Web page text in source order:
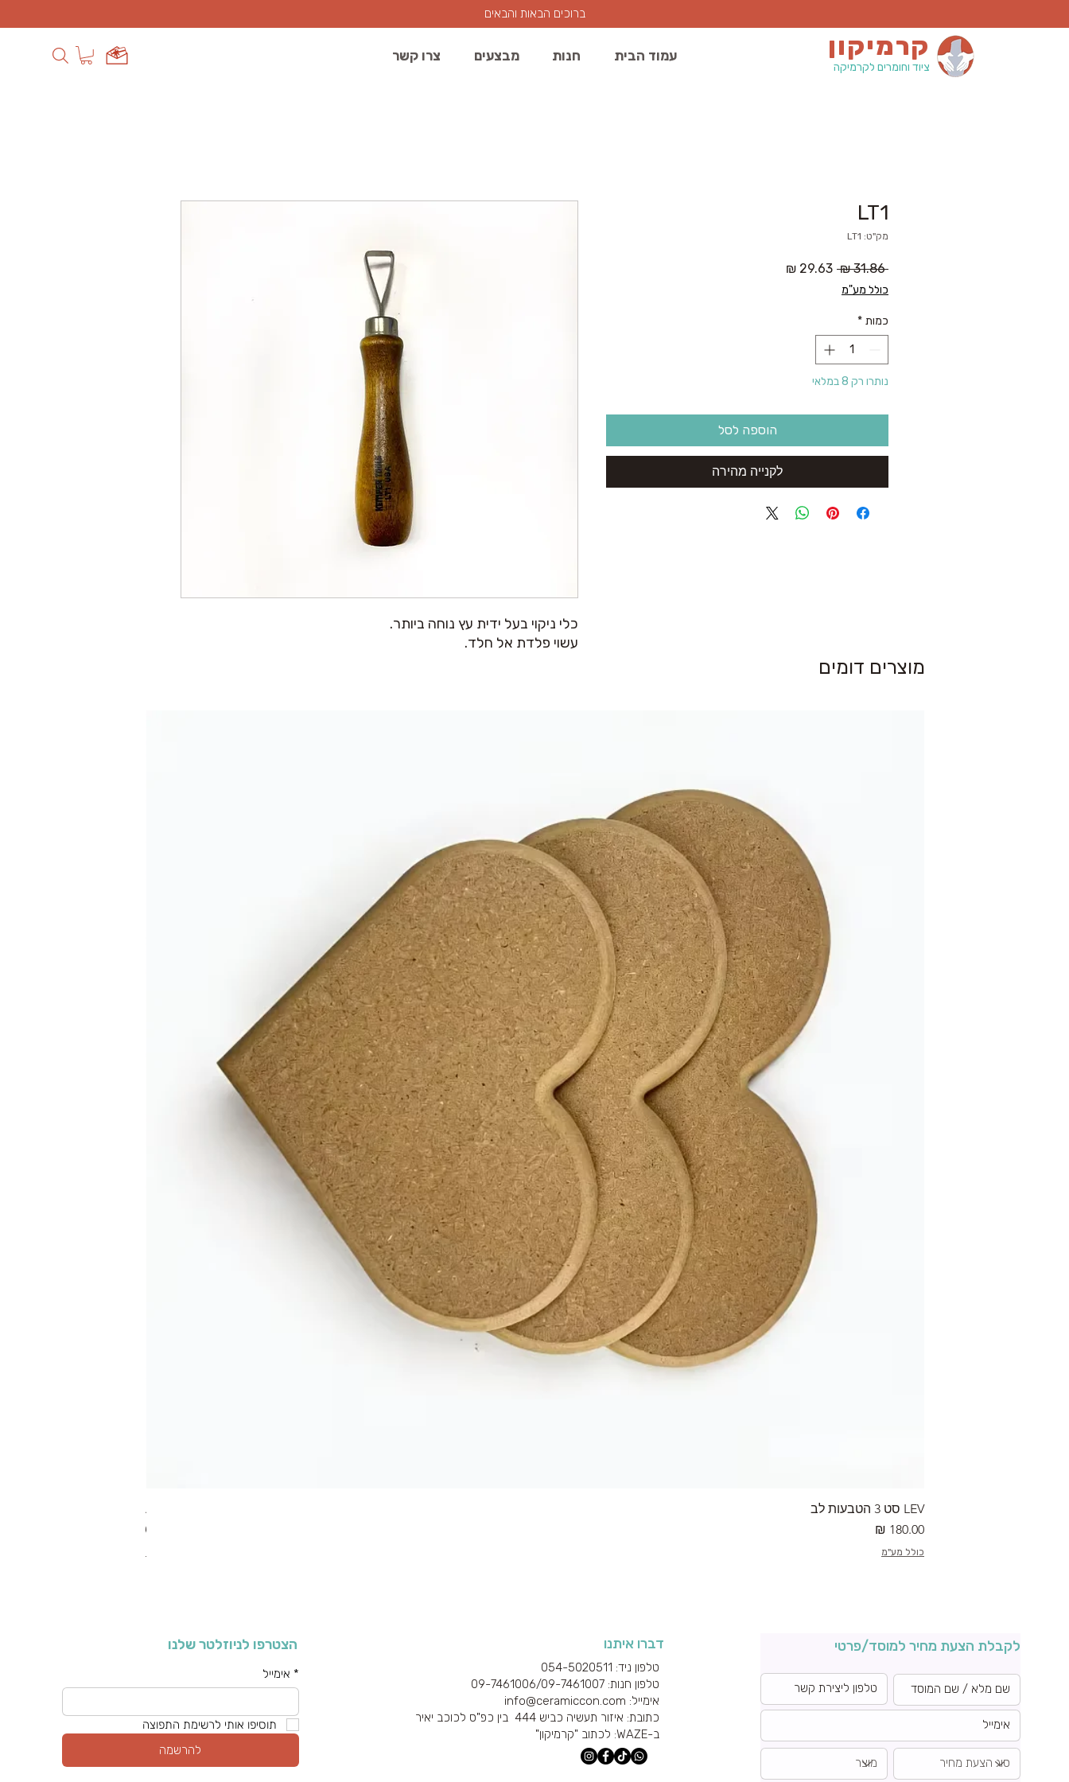
עמוד הבית חנות מבצעים צרו קשר קרמיקון
ציוד וחומרים לקרמיקה
ברוכים הבאות והבאים
כלי ניקוי בעל ידית עץ נוחה ביותר.
עשוי פלדת אל חלד.
LT1
מק"ט: LT1
‏31.86 ‏₪
מחיר
כולל מע"מ
כמות *
נותרו רק 8 במלאי
הוספה לסל
לקנייה מהירה
מוצרים דומים
LEV סט 3 הטבעות לב
מחיר
כולל מע"מ
RA מערוך טקסטורה
מחיר רגיל
הצטרפו לניוזלטר שלנו
* אימייל
תוסיפו אותי לרשימת התפוצה
להרשמה
דברו איתנו
טלפון ניד: 054-5020511
טלפון חנות: 09-7461006/09-7461007
אימייל: info@ceramiccon.com
כתובת: איזור תעשיה כביש 444 בין כפ"ס לכוכב יאיר
ב-WAZE: לכתוב "קרמיקון"
לקבלת הצעת מחיר למוסד/פרטי